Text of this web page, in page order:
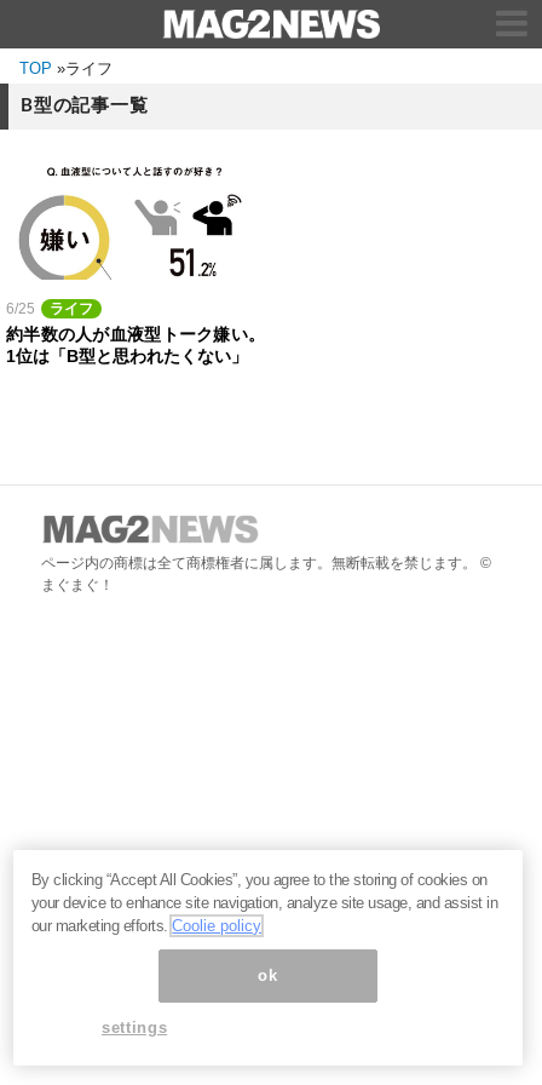
TOP »ライフ
B型の記事一覧
6/25 ライフ
約半数の人が血液型トーク嫌い。
1位は「B型と思われたくない」
ページ内の商標は全て商標権者に属します。無断転載を禁じます。 ©
まぐまぐ！
By clicking “Accept All Cookies”, you agree to the storing of cookies on
your device to enhance site navigation, analyze site usage, and assist in
our marketing efforts.Coolie policy
ok
settings